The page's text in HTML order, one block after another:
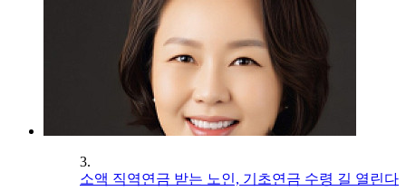
3.
소액 직역연금 받는 노인, 기초연금 수령 길 열린다